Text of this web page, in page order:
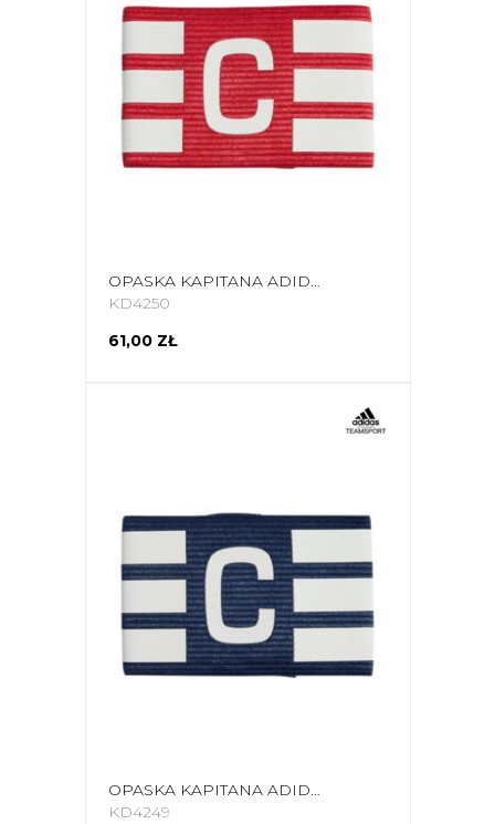
OPASKA KAPITANA ADIDAS TIRO L AB CZERWONO-BIAŁA KD4250
KD4250
61,00 ZŁ
OPASKA KAPITANA ADIDAS TIRO L AB GRANATOWO-BIAŁA KD4249
KD4249